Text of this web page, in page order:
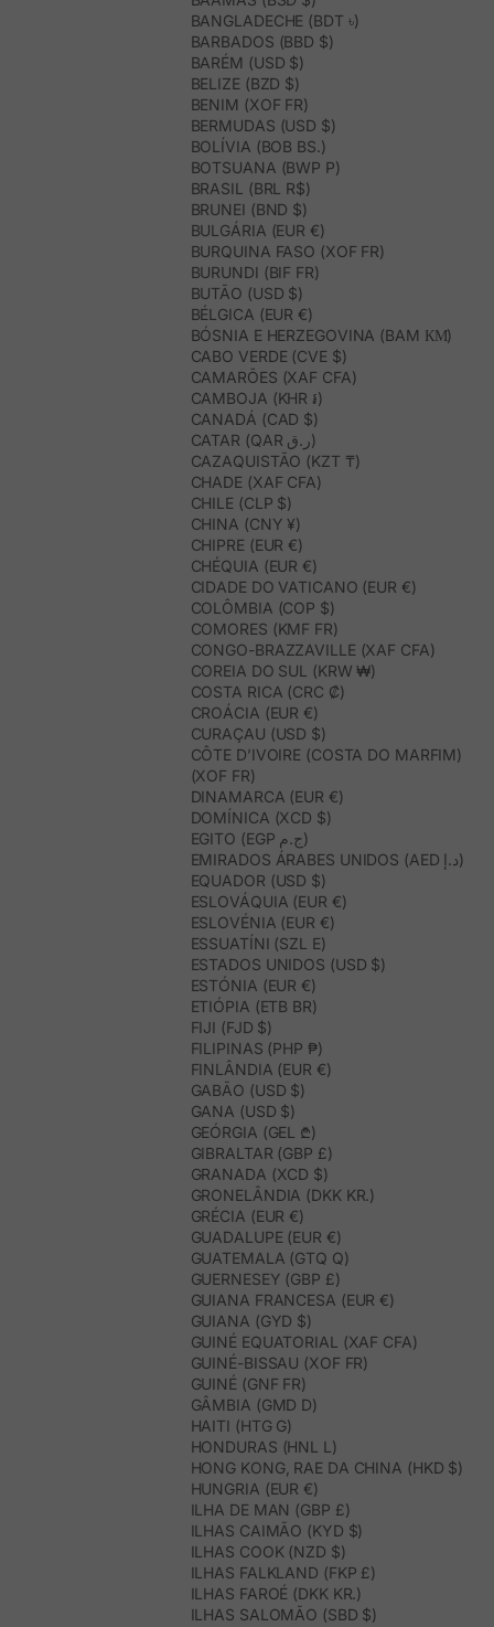
BANGLADECHE (BDT ৳)
BARBADOS (BBD $)
BARÉM (USD $)
BELIZE (BZD $)
BENIM (XOF FR)
BERMUDAS (USD $)
BOLÍVIA (BOB BS.)
BOTSUANA (BWP P)
BRASIL (BRL R$)
BRUNEI (BND $)
BULGÁRIA (EUR €)
BURQUINA FASO (XOF FR)
BURUNDI (BIF FR)
BUTÃO (USD $)
BÉLGICA (EUR €)
BÓSNIA E HERZEGOVINA (BAM КМ)
CABO VERDE (CVE $)
CAMARÕES (XAF CFA)
CAMBOJA (KHR ៛)
CANADÁ (CAD $)
CATAR (QAR ر.ق)
CAZAQUISTÃO (KZT ₸)
CHADE (XAF CFA)
CHILE (CLP $)
CHINA (CNY ¥)
CHIPRE (EUR €)
CHÉQUIA (EUR €)
CIDADE DO VATICANO (EUR €)
COLÔMBIA (COP $)
COMORES (KMF FR)
CONGO-BRAZZAVILLE (XAF CFA)
COREIA DO SUL (KRW ₩)
COSTA RICA (CRC ₡)
CROÁCIA (EUR €)
CURAÇAU (USD $)
CÔTE D’IVOIRE (COSTA DO MARFIM)
(XOF FR)
DINAMARCA (EUR €)
DOMÍNICA (XCD $)
EGITO (EGP ج.م)
EMIRADOS ÁRABES UNIDOS (AED د.إ)
EQUADOR (USD $)
ESLOVÁQUIA (EUR €)
ESLOVÉNIA (EUR €)
ESSUATÍNI (SZL E)
ESTADOS UNIDOS (USD $)
ESTÓNIA (EUR €)
ETIÓPIA (ETB BR)
FIJI (FJD $)
FILIPINAS (PHP ₱)
FINLÂNDIA (EUR €)
GABÃO (USD $)
GANA (USD $)
GEÓRGIA (GEL ₾)
GIBRALTAR (GBP £)
GRANADA (XCD $)
GRONELÂNDIA (DKK KR.)
GRÉCIA (EUR €)
GUADALUPE (EUR €)
GUATEMALA (GTQ Q)
GUERNESEY (GBP £)
GUIANA FRANCESA (EUR €)
GUIANA (GYD $)
GUINÉ EQUATORIAL (XAF CFA)
GUINÉ-BISSAU (XOF FR)
GUINÉ (GNF FR)
GÂMBIA (GMD D)
HAITI (HTG G)
HONDURAS (HNL L)
HONG KONG, RAE DA CHINA (HKD $)
HUNGRIA (EUR €)
ILHA DE MAN (GBP £)
ILHAS CAIMÃO (KYD $)
ILHAS COOK (NZD $)
ILHAS FALKLAND (FKP £)
ILHAS FAROÉ (DKK KR.)
ILHAS SALOMÃO (SBD $)